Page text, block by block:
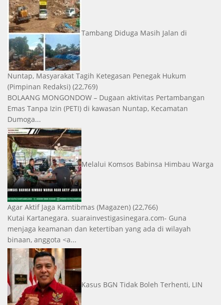
Tambang Diduga Masih Jalan di
Nuntap, Masyarakat Tagih Ketegasan Penegak Hukum
(Pimpinan Redaksi) (22,769)
BOLAANG MONGONDOW – Dugaan aktivitas Pertambangan
Emas Tanpa Izin (PETI) di kawasan Nuntap, Kecamatan
Dumoga...
Melalui Komsos Babinsa Himbau Warga
Agar Aktif Jaga Kamtibmas (Magazen) (22,766)
Kutai Kartanegara. suarainvestigasinegara.com- Guna
menjaga keamanan dan ketertiban yang ada di wilayah
binaan, anggota <a...
Kasus BGN Tidak Boleh Terhenti, LIN